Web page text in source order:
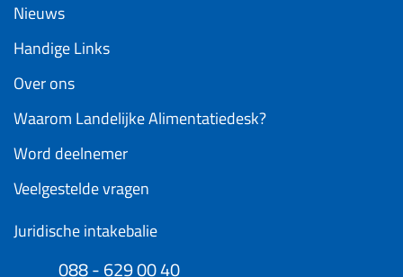
Nieuws
Handige Links
Over ons
Waarom Landelijke Alimentatiedesk?
Word deelnemer
Veelgestelde vragen
Juridische intakebalie
088 - 629 00 40